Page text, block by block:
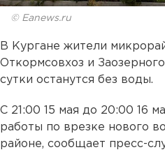
© Eanews.ru
В Кургане жители
Откормсовхоз и
сутки останутся без воды.
С 21:00 15 мая до 20:00 16
работы по врезке нового
районе, сообщает пресс-